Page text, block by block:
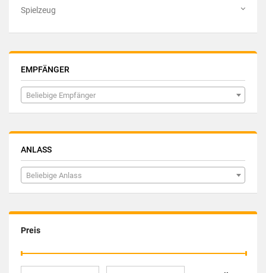
Spielzeug
EMPFÄNGER
Beliebige Empfänger
ANLASS
Beliebige Anlass
Preis